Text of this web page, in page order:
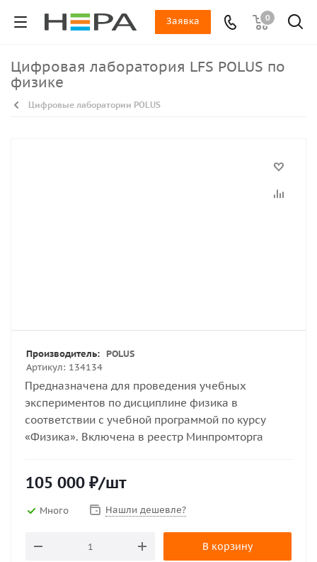
0
Заявка
Цифровая лаборатория LFS POLUS по
физике
Цифровые лаборатории POLUS
Артикул: 134134
Производитель: POLUS
Предназначена для проведения учебных
экспериментов по дисциплине физика в
соответствии с учебной программой по курсу
«Физика». Включена в реестр Минпромторга
105 000 ₽/шт
Много Нашли дешевле?
В корзину